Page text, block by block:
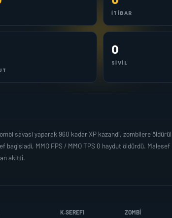
İTIBAR
0
SIVIL
savasi yaparak 960 kadar XP kazandi, zombilere
bagisladi, MMO FPS / MMO TPS 0 haydut öldürdü.
akitti.
K.SEREFI ZOMBI